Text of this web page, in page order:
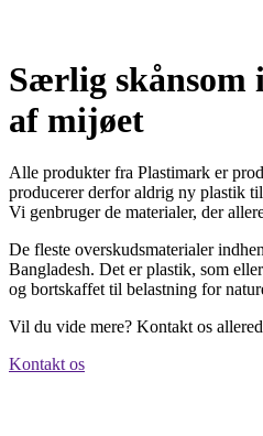
Særlig skånsom
af mijøet
Alle produkter fra Plastimark er
producerer derfor aldrig ny plastik
Vi genbruger de materialer, der
De fleste overskudsmaterialer
Bangladesh. Det er plastik, som
og bortskaffet til belastning for
Vil du vide mere? Kontakt os
Kontakt os